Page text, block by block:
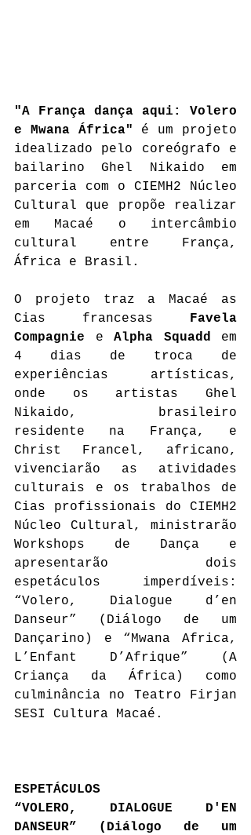
"A França dança aqui: Volero
e Mwana África" é um projeto
idealizado pelo coreógrafo e
bailarino Ghel Nikaido em
parceria com o CIEMH2 Núcleo
Cultural que propõe realizar
em Macaé o intercâmbio
cultural entre França,
África e Brasil.
O projeto traz a Macaé as
Cias francesas Favela
Compagnie e Alpha Squadd em
4 dias de troca de
experiências artísticas,
onde os artistas Ghel
Nikaido, brasileiro
residente na França, e
Christ Francel, africano,
vivenciarão as atividades
culturais e os trabalhos de
Cias profissionais do CIEMH2
Núcleo Cultural, ministrarão
Workshops de Dança e
apresentarão dois
espetáculos imperdíveis:
“Volero, Dialogue d’en
Danseur” (Diálogo de um
Dançarino) e “Mwana Africa,
L’Enfant D’Afrique” (A
Criança da África) como
culminância no Teatro Firjan
SESI Cultura Macaé.
ESPETÁCULOS
“VOLERO, DIALOGUE D'EN
DANSEUR” (Diálogo de um